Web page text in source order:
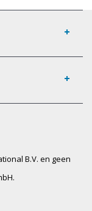
B.V. en geen